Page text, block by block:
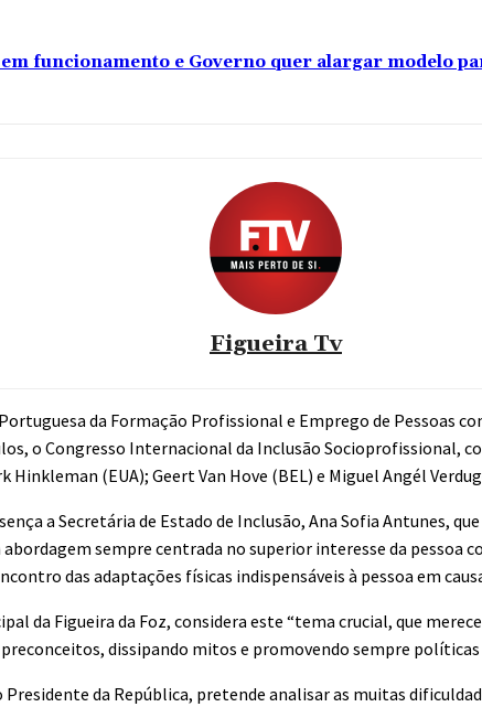
funcionamento e Governo quer alargar modelo
Figueira Tv
da Formação Profissional e Emprego de Pessoas
o Congresso Internacional da Inclusão Socioprofissional,
(EUA); Geert Van Hove (BEL) e Miguel Angél
a Secretária de Estado de Inclusão, Ana Sofia Antunes,
sempre centrada no superior interesse da pessoa
das adaptações físicas indispensáveis à pessoa em
da Figueira da Foz, considera este “tema crucial, que
dissipando mitos e promovendo sempre
da República, pretende analisar as muitas